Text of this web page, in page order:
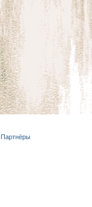
Партнёры